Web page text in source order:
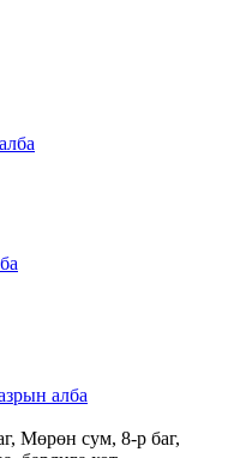
алба
Мөрөн сум, 8-р баг,